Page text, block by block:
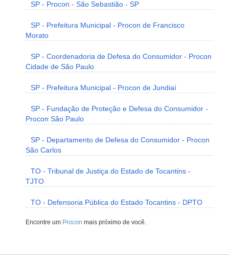
SP - Procon - São Sebastião - SP
SP - Prefeitura Municipal - Procon de Francisco
Morato
SP - Coordenadoria de Defesa do Consumidor - Procon
Cidade de São Paulo
SP - Prefeitura Municipal - Procon de Jundiaí
SP - Fundação de Proteção e Defesa do Consumidor -
Procon São Paulo
SP - Departamento de Defesa do Consumidor - Procon
São Carlos
TO - Tribunal de Justiça do Estado de Tocantins -
TJTO
TO - Defensoria Pública do Estado Tocantins - DPTO
Encontre um Procon mais próximo de você.